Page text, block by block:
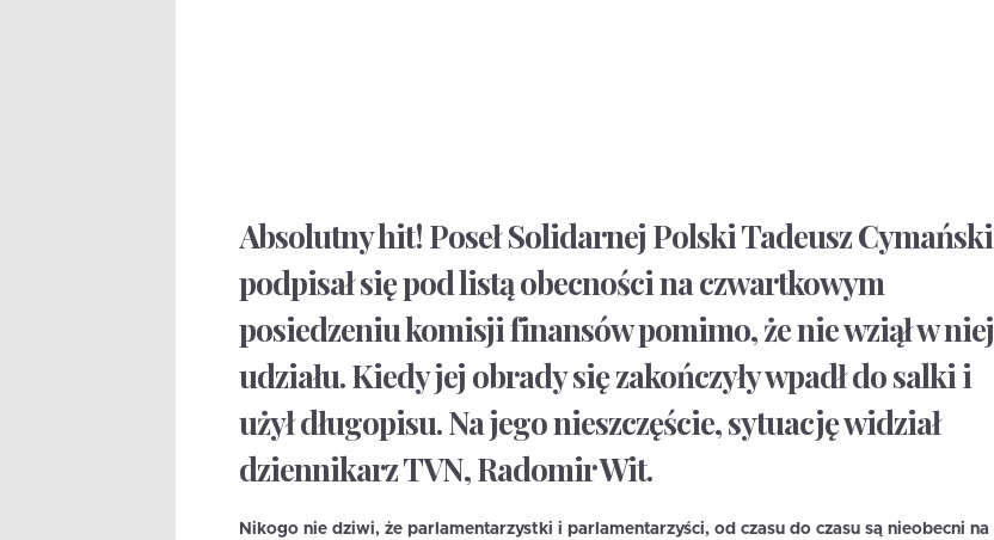
Absolutny hit! Poseł Solidarnej Polski Tadeusz Cymański
podpisał się pod listą obecności na czwartkowym
posiedzeniu komisji finansów pomimo, że nie wziął w niej
udziału. Kiedy jej obrady się zakończyły wpadł do salki i
użył długopisu. Na jego nieszczęście, sytuację widział
dziennikarz TVN, Radomir Wit.
Nikogo nie dziwi, że parlamentarzystki i parlamentarzyści, od czasu do czasu są nieobecni na